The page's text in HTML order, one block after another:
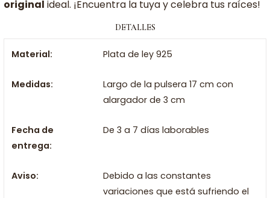
original ideal. ¡Encuentra la tuya y celebra tus raíces!
DETALLES
Material: Plata de ley 925
Medidas:
Largo de la pulsera 17 cm con
alargador de 3 cm
Fecha de
entrega:
De 3 a 7 días laborables
Aviso:
Debido a las constantes
variaciones que está sufriendo el